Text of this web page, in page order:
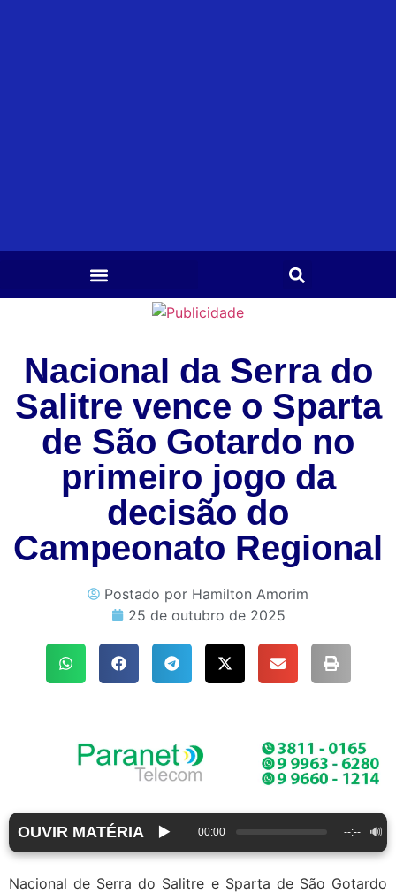
Nacional da Serra do
Salitre vence o Sparta
de São Gotardo no
primeiro jogo da
decisão do
Campeonato Regional
Postado por Hamilton Amorim
25 de outubro de 2025
OUVIR MATÉRIA ▶️ 00:00 --:-- 🔊
Nacional de Serra do Salitre e Sparta de São Gotardo